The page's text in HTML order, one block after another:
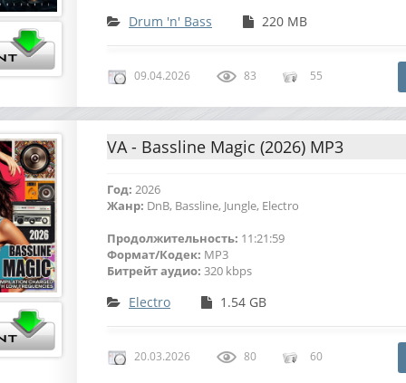
Drum 'n' Bass 220 MB
09.04.2026 83 55
VA - Bassline Magic (2026) MP3
Год: 2026
Жанр: DnB, Bassline, Jungle, Electro
Продолжительность: 11:21:59
Формат/Кодек: MP3
Битрейт аудио: 320 kbps
Electro 1.54 GB
20.03.2026 80 60